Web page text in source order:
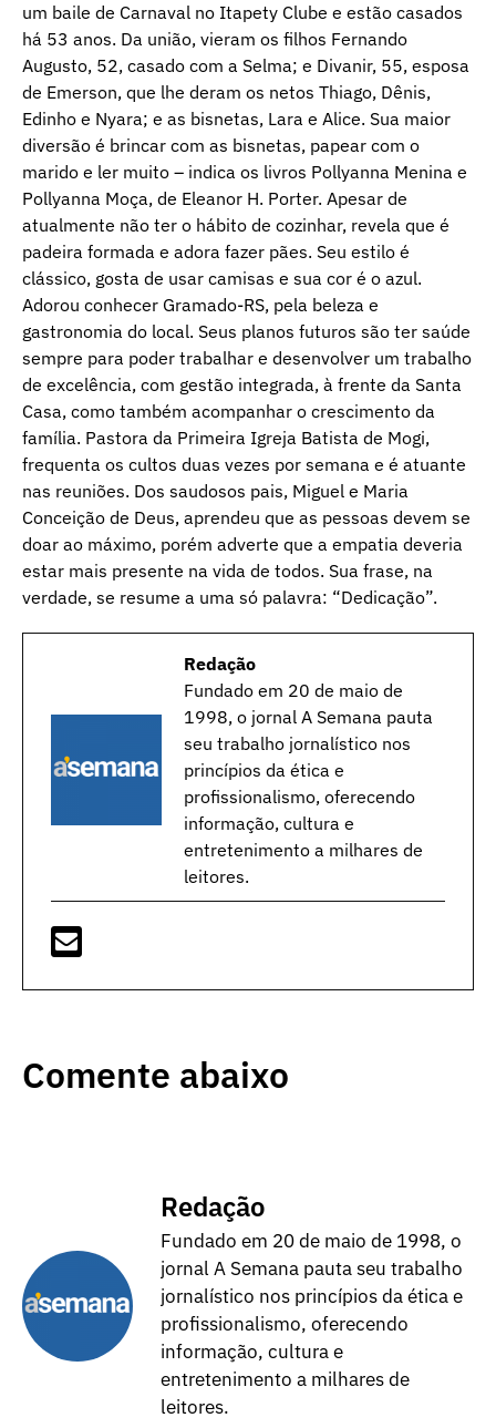
um baile de Carnaval no Itapety Clube e estão casados
há 53 anos. Da união, vieram os filhos Fernando
Augusto, 52, casado com a Selma; e Divanir, 55, esposa
de Emerson, que lhe deram os netos Thiago, Dênis,
Edinho e Nyara; e as bisnetas, Lara e Alice. Sua maior
diversão é brincar com as bisnetas, papear com o
marido e ler muito – indica os livros Pollyanna Menina e
Pollyanna Moça, de Eleanor H. Porter. Apesar de
atualmente não ter o hábito de cozinhar, revela que é
padeira formada e adora fazer pães. Seu estilo é
clássico, gosta de usar camisas e sua cor é o azul.
Adorou conhecer Gramado-RS, pela beleza e
gastronomia do local. Seus planos futuros são ter saúde
sempre para poder trabalhar e desenvolver um trabalho
de excelência, com gestão integrada, à frente da Santa
Casa, como também acompanhar o crescimento da
família. Pastora da Primeira Igreja Batista de Mogi,
frequenta os cultos duas vezes por semana e é atuante
nas reuniões. Dos saudosos pais, Miguel e Maria
Conceição de Deus, aprendeu que as pessoas devem se
doar ao máximo, porém adverte que a empatia deveria
estar mais presente na vida de todos. Sua frase, na
verdade, se resume a uma só palavra: “Dedicação”.
Redação
Fundado em 20 de maio de
1998, o jornal A Semana pauta
seu trabalho jornalístico nos
princípios da ética e
profissionalismo, oferecendo
informação, cultura e
entretenimento a milhares de
leitores.
Comente abaixo
Redação
Fundado em 20 de maio de 1998, o
jornal A Semana pauta seu trabalho
jornalístico nos princípios da ética e
profissionalismo, oferecendo
informação, cultura e
entretenimento a milhares de
leitores.